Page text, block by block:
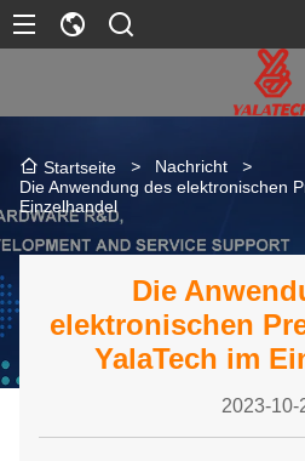
Startseite > Nachricht
>
Die Anwendung des elektronischen
Einzelhandel
Die
elektronischen
YalaTech im
2023-10-